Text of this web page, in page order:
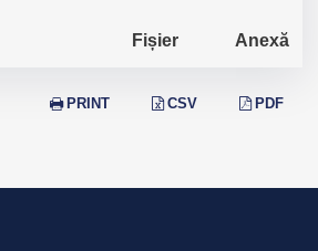
Fișier Anexă
PRINT CSV PDF